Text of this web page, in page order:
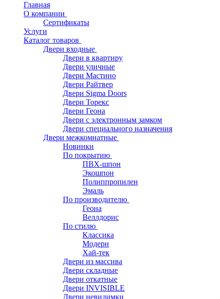
Главная
О компании
Сертификаты
Услуги
Каталог товаров
Двери входные
Двери в квартиру
Двери уличные
Двери Мастино
Двери Райтвер
Двери Sigma Doors
Двери Торекс
Двери Геона
Двери с электронным замком
Двери специального назначения
Двери межкомнатные
Новинки
По покрытию
ПВХ-шпон
Экошпон
Полиппропилен
Эмаль
По производителю
Геона
Веллдорис
По стилю
Классика
Модерн
Хай-тек
Двери из массива
Двери складные
Двери откатные
Двери INVISIBLE
Двери невидимки